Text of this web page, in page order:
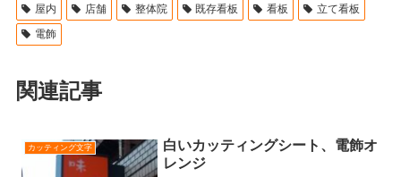
屋内
店舗 整体院 既存看板 看板
立て看板
電飾
関連記事
カッティング文字
白いカッティングシート、電飾オ
レンジ